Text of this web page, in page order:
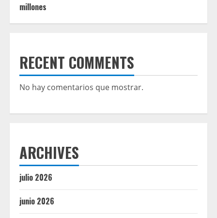
millones
RECENT COMMENTS
No hay comentarios que mostrar.
ARCHIVES
julio 2026
junio 2026